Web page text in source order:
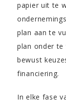
papier uit te
plan aan te
plan onder te
bewust
financiering.
In elke fase